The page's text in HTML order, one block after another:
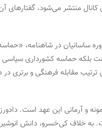
کانال منتشر می‌شود،
ساسانیان در شاهنامه،
بلکه حماسه کشورداری سیاسی
مقابله فرهنگی و برتری در
و آرمانی این عهد است.
به خلاف کی‌خسرو، دانش